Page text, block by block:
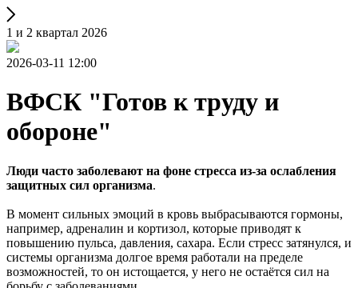
1 и 2 квартал 2026
2026-03-11 12:00
ВФСК "Готов к труду и
обороне"
Люди часто заболевают на фоне стресса из-за ослабления
защитных сил организма.
В момент сильных эмоций в кровь выбрасываются гормоны,
например, адреналин и кортизол, которые приводят к
повышению пульса, давления, сахара. Если стресс затянулся, и
системы организма долгое время работали на пределе
возможностей, то он истощается, у него не остаётся сил на